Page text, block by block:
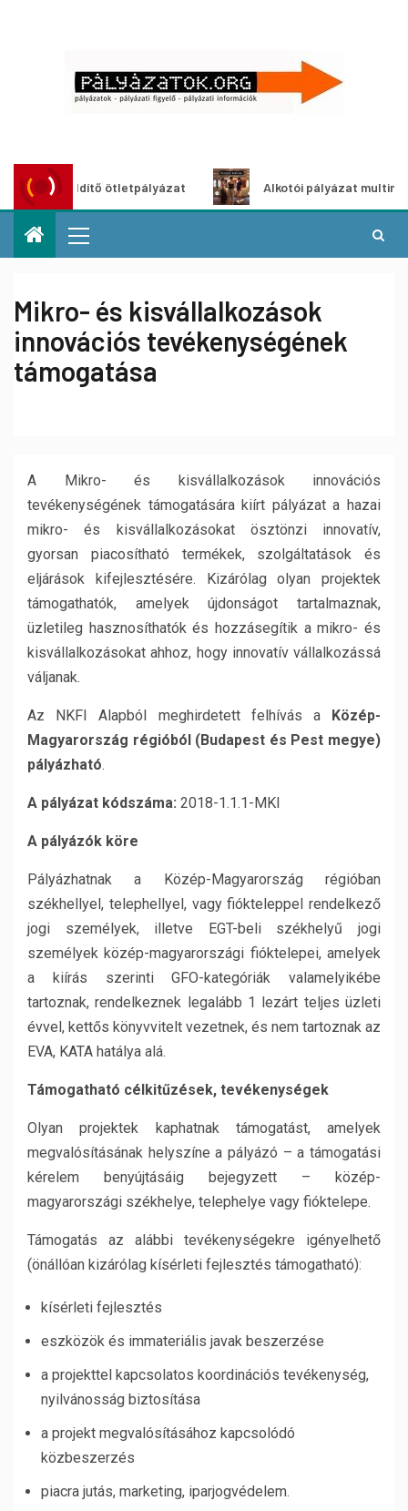
ötletpályázat Alkotói pályázat multimédia-
Mikro- és kisvállalkozások
innovációs tevékenységének
támogatása
A Mikro- és kisvállalkozások innovációs
tevékenységének támogatására kiírt pályázat a hazai
mikro- és kisvállalkozásokat ösztönzi innovatív,
gyorsan piacosítható termékek, szolgáltatások és
eljárások kifejlesztésére. Kizárólag olyan projektek
támogathatók, amelyek újdonságot tartalmaznak,
üzletileg hasznosíthatók és hozzásegítik a mikro- és
kisvállalkozásokat ahhoz, hogy innovatív vállalkozássá
váljanak.
Az NKFI Alapból meghirdetett felhívás a Közép-
Magyarország régióból (Budapest és Pest megye)
pályázható.
A pályázat kódszáma: 2018-1.1.1-MKI
A pályázók köre
Pályázhatnak a Közép-Magyarország régióban
székhellyel, telephellyel, vagy fiókteleppel rendelkező
jogi személyek, illetve EGT-beli székhelyű jogi
személyek közép-magyarországi fióktelepei, amelyek
a kiírás szerinti GFO-kategóriák valamelyikébe
tartoznak, rendelkeznek legalább 1 lezárt teljes üzleti
évvel, kettős könyvvitelt vezetnek, és nem tartoznak az
EVA, KATA hatálya alá.
Támogatható célkitűzések, tevékenységek
Olyan projektek kaphatnak támogatást, amelyek
megvalósításának helyszíne a pályázó – a támogatási
kérelem benyújtásáig bejegyzett – közép-
magyarországi székhelye, telephelye vagy fióktelepe.
Támogatás az alábbi tevékenységekre igényelhető
(önállóan kizárólag kísérleti fejlesztés támogatható):
kísérleti fejlesztés
eszközök és immateriális javak beszerzése
a projekttel kapcsolatos koordinációs tevékenység,
nyilvánosság biztosítása
a projekt megvalósításához kapcsolódó
közbeszerzés
piacra jutás, marketing, iparjogvédelem.